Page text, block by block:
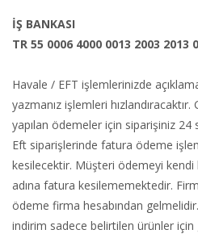
İŞ BANKASI
TR 55 0006 4000 0013 2003 2013
Havale / EFT işlemlerinizde
yazmanız işlemleri
yapılan ödemeler için siparişiniz 24
Eft siparişlerinde fatura ödeme
kesilecektir. Müşteri ödemeyi kendi
adına fatura kesilememektedir.
ödeme firma hesabından
indirim sadece belirtilen ürünler için